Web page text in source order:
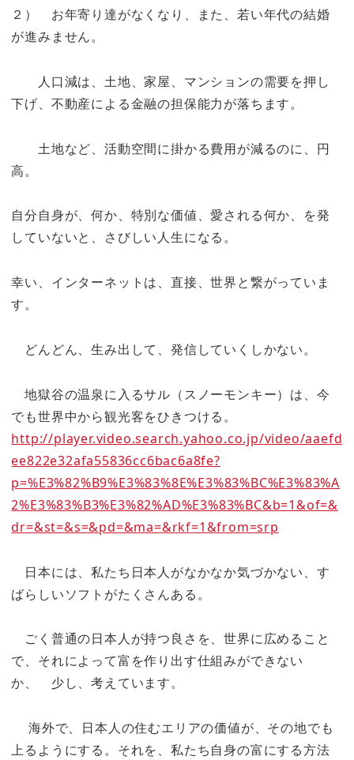
２） お年寄り達がなくなり、また、若い年代の結婚
が進みません。
人口減は、土地、家屋、マンションの需要を押し
下げ、不動産による金融の担保能力が落ちます。
土地など、活動空間に掛かる費用が減るのに、円
高。
自分自身が、何か、特別な価値、愛される何か、を発
していないと、さびしい人生になる。
幸い、インターネットは、直接、世界と繋がっていま
す。
どんどん、生み出して、発信していくしかない。
地獄谷の温泉に入るサル（スノーモンキー）は、今
でも世界中から観光客をひきつける。
http://player.video.search.yahoo.co.jp/video/aaefd
ee822e32afa55836cc6bac6a8fe?
p=%E3%82%B9%E3%83%8E%E3%83%BC%E3%83%A
2%E3%83%B3%E3%82%AD%E3%83%BC&b=1&of=&
dr=&st=&s=&pd=&ma=&rkf=1&from=srp
日本には、私たち日本人がなかなか気づかない、す
ばらしいソフトがたくさんある。
ごく普通の日本人が持つ良さを、世界に広めること
で、それによって富を作り出す仕組みができない
か、 少し、考えています。
海外で、日本人の住むエリアの価値が、その地でも
上るようにする。それを、私たち自身の富にする方法